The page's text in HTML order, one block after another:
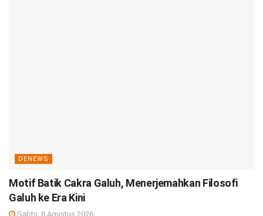
DENEWS
Motif Batik Cakra Galuh, Menerjemahkan Filosofi
Galuh ke Era Kini
Sabtu, 8 Agustus 2026